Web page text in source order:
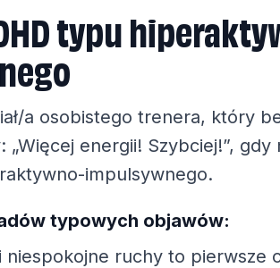
typu
a osobistego trenera, który
energii! Szybciej!”, gdy
impulsywnego.
typowych objawów:
niespokojne ruchy to pierwsze